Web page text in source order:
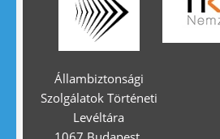
Állambiztonsági
Szolgálatok Történeti
Levéltára